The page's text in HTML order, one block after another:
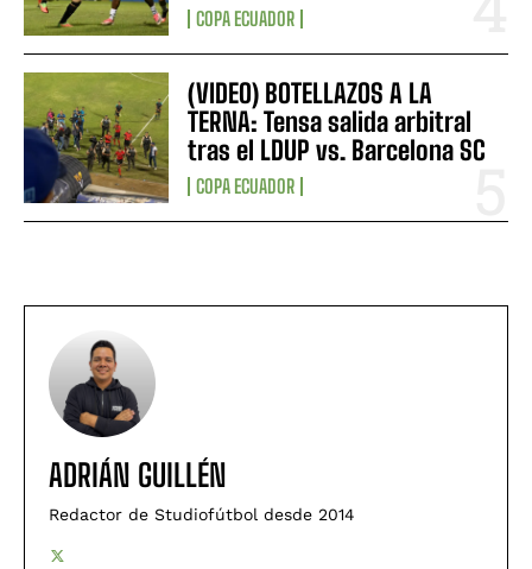
COPA ECUADOR
(VIDEO) BOTELLAZOS A LA
TERNA: Tensa salida arbitral
tras el LDUP vs. Barcelona SC
COPA ECUADOR
ADRIÁN GUILLÉN
Redactor de Studiofútbol desde 2014